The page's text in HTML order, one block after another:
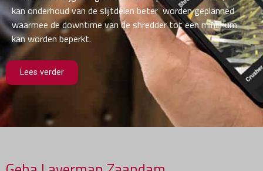
kan onderhoud van de slijtdelen beter worden geplanned
waarmee de downtime van de shredder tot een minimum
kan worden beperkt.
Lees verder